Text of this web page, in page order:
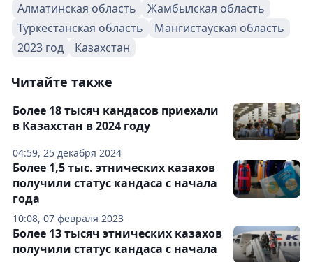
Алматинская область
Жамбылская область
Туркестанская область
Мангистауская область
2023 год
Казахстан
Читайте также
04:59, 25 декабря 2024
Более 18 тысяч кандасов приехали
в Казахстан в 2024 году
10:08, 07 февраля 2023
Более 1,5 тыс. этнических казахов
получили статус кандаса с начала
года
Более 13 тысяч этнических казахов
получили статус кандаса с начала